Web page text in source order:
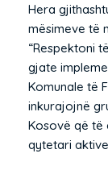
Hera
mësimeve të
“Respektoni
gjate
Komunale të
inkurajojnë
Kosovë që
qytetari aktive.